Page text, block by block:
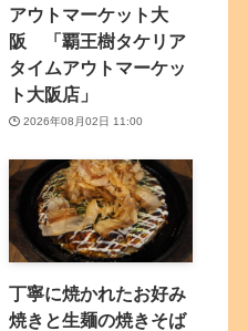
アウトマーケット大
阪 「覇王樹タケリア
タイムアウトマーケッ
ト大阪店」
2026年08月02日 11:00
丁寧に焼かれたお好み
焼きと生麺の焼きそば